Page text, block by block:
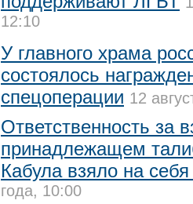
12:10
У главного храма
состоялось
спецоперации 12
Ответственность за
принадлежащем
Кабула взяло на
года, 10:00